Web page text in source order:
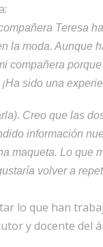
Teresa
la moda. Aunque
compañera
sido una
Creo que las
información
maqueta. Lo que
volver a
lo que han
y docente del